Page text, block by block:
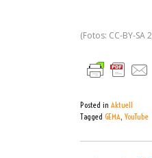
(Fotos: CC-BY-SA
Posted in Aktuell
Tagged GEMA, YouTube